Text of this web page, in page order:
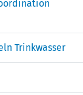
Trinkwasser